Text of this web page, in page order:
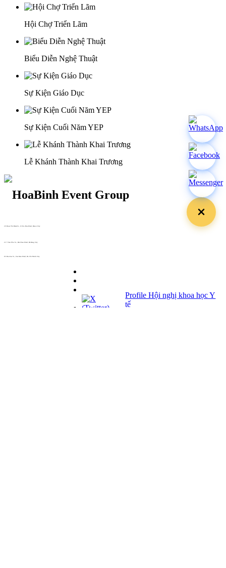
Hội Chợ Triển Lãm
Biểu Diễn Nghệ Thuật
Sự Kiện Giáo Dục
Sự Kiện Cuối Năm YEP
Lễ Khánh Thành Khai Trương
29 Doan Thi Diem St., O Cho Dua Ward, Hanoi City
217 Tran Phu St., Hai Chau Ward, Da Nang City
05 Hoa Cau St., Cau Kieu Ward, Ho Chi Minh City
Profile Hội nghị khoa học Y
tế